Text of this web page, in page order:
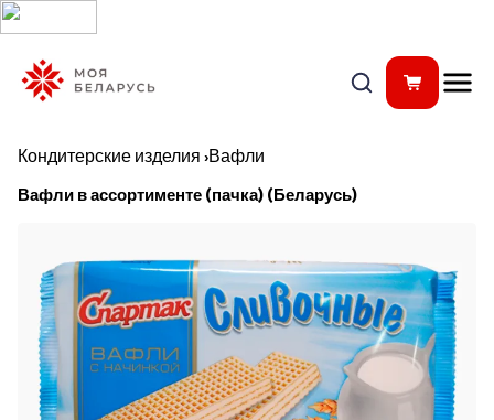
Кондитерские изделия ›Вафли
Вафли в ассортименте (пачка) (Беларусь)